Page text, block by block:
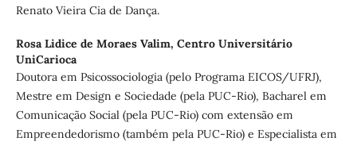
Renato Vieira Cia de Dança.
Rosa Lidice de Moraes Valim, Centro Universitário
UniCarioca
Doutora em Psicossociologia (pelo Programa EICOS/UFRJ),
Mestre em Design e Sociedade (pela PUC-Rio), Bacharel em
Comunicação Social (pela PUC-Rio) com extensão em
Empreendedorismo (também pela PUC-Rio) e Especialista em